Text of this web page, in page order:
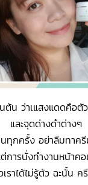
ต้น ว่าเแสงแดดคือตั
และจุดด่างดำต่างๆ
ทุกครั้ง อย่าลืมทาค
การนั่งทำงานหน้าค
ราได้ไม่รู้ตัว ฉะนั้น